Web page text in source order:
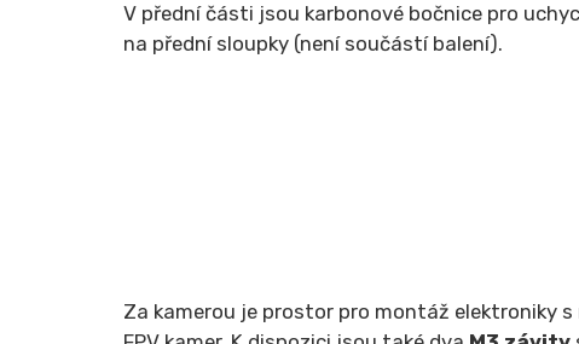
V přední části jsou karbonové bočnice pro
na přední sloupky (není součástí balení).
Za kamerou je prostor pro montáž elektroniky